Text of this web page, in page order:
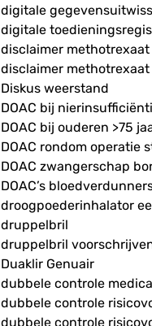
digitale
digitale
disclaimer methotrexaat
disclaimer
Diskus weerstand
DOAC bij
DOAC bij ouderen >75
DOAC rondom operatie
DOAC zwangerschap
DOAC’s
droogpoederinhalator
druppelbril
druppelbril
Duaklir Genuair
dubbele controle
dubbele controle
dubbele controle